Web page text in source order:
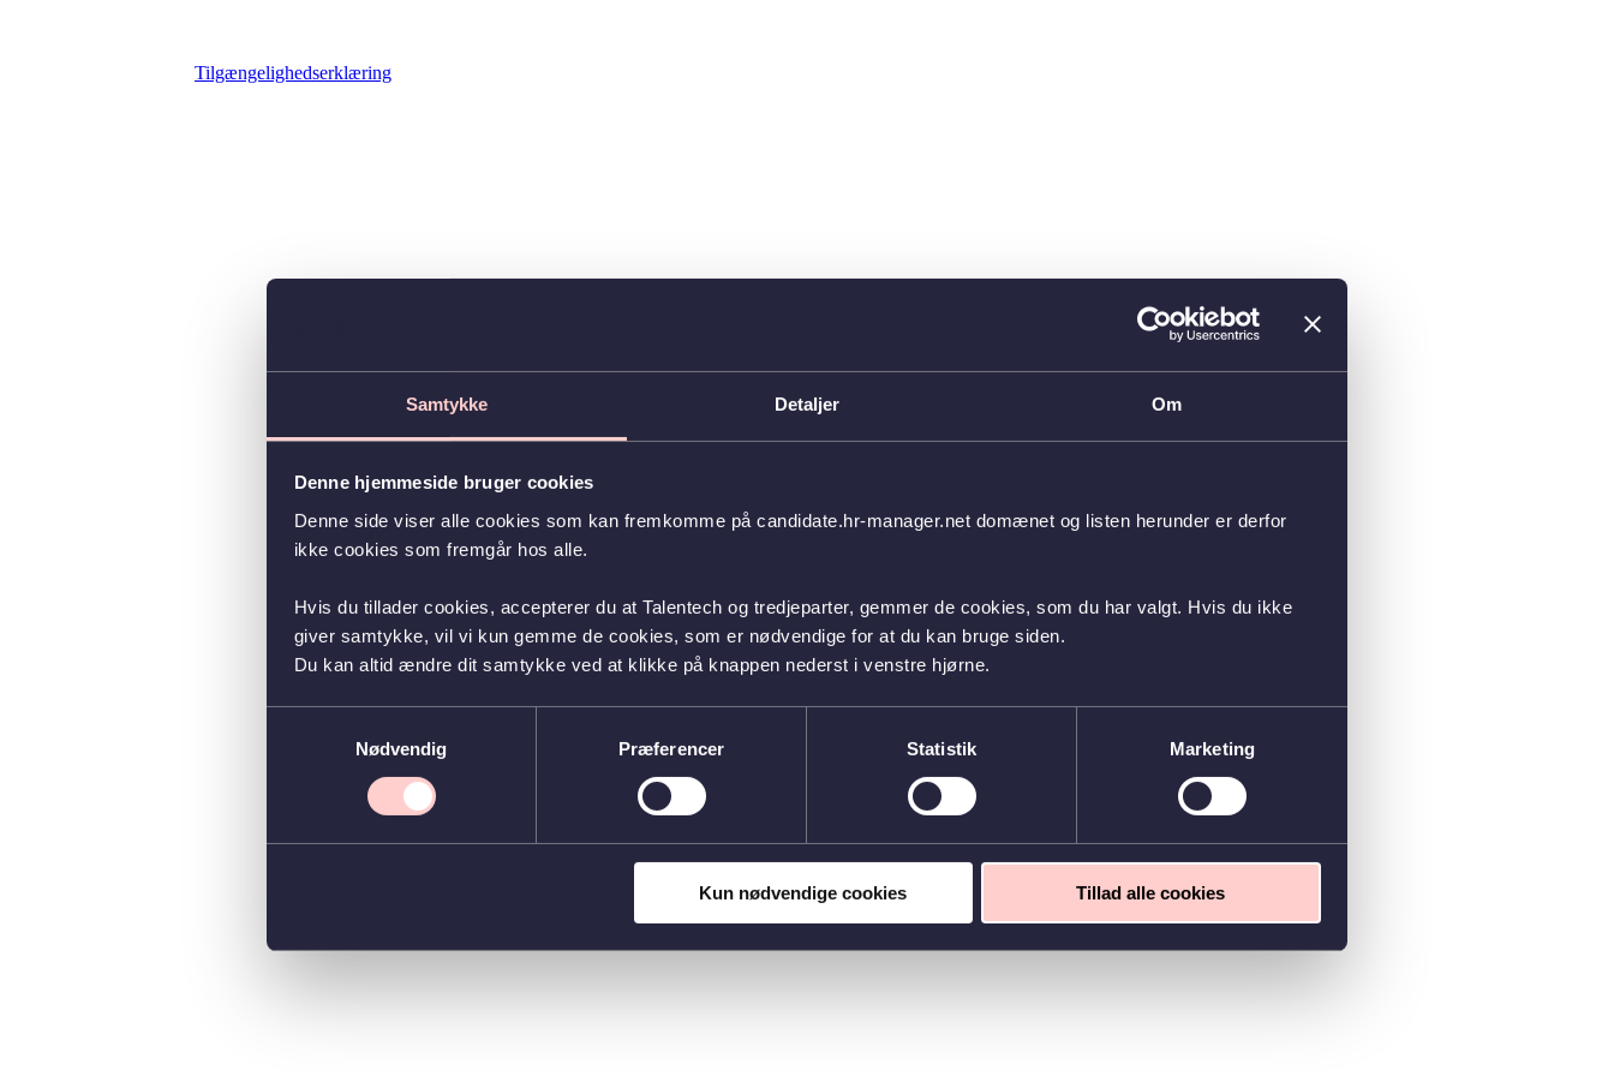
Samtykke Detaljer Om
Denne hjemmeside bruger cookies
Denne side viser alle cookies som kan fremkomme på candidate.hr-manager.net domænet og listen herunder er derfor
ikke cookies som fremgår hos alle.
Hvis du tillader cookies, accepterer du at Talentech og tredjeparter, gemmer de cookies, som du har valgt. Hvis du ikke
giver samtykke, vil vi kun gemme de cookies, som er nødvendige for at du kan bruge siden.
Du kan altid ændre dit samtykke ved at klikke på knappen nederst i venstre hjørne.
Nødvendig
Præferencer Statistik Marketing
Kun nødvendige cookies Tillad alle cookies
Tilgængelighedserklæring